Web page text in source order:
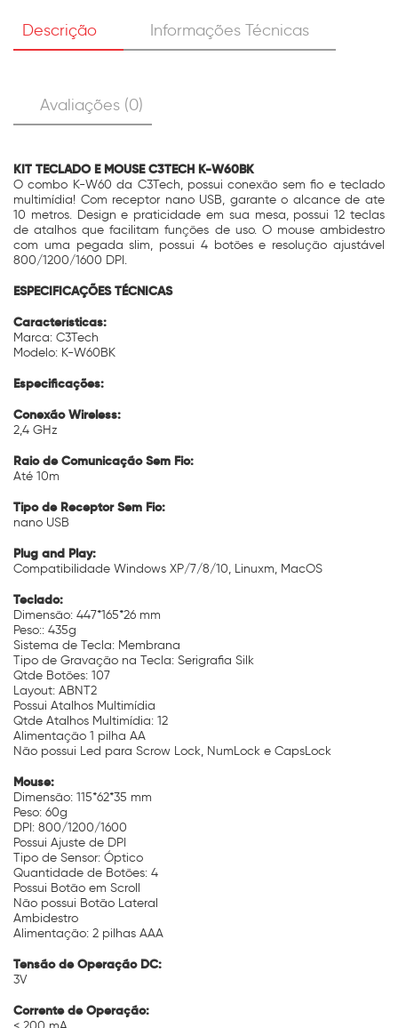
Descrição Informações Técnicas
Avaliações (0)
KIT TECLADO E MOUSE C3TECH K-W60BK
O combo K-W60 da C3Tech, possui conexão sem fio e teclado
multimídia! Com receptor nano USB, garante o alcance de ate
10 metros. Design e praticidade em sua mesa, possui 12 teclas
de atalhos que facilitam funções de uso. O mouse ambidestro
com uma pegada slim, possui 4 botões e resolução ajustável
800/1200/1600 DPI.
ESPECIFICAÇÕES TÉCNICAS
Características:
Marca: C3Tech
Modelo: K-W60BK
Especificações:
Conexão Wireless:
2,4 GHz
Raio de Comunicação Sem Fio:
Até 10m
Tipo de Receptor Sem Fio:
nano USB
Plug and Play:
Compatibilidade Windows XP/7/8/10, Linuxm, MacOS
Teclado:
Dimensão: 447*165*26 mm
Peso:: 435g
Sistema de Tecla: Membrana
Tipo de Gravação na Tecla: Serigrafia Silk
Qtde Botões: 107
Layout: ABNT2
Possui Atalhos Multimídia
Qtde Atalhos Multimídia: 12
Alimentação 1 pilha AA
Não possui Led para Scrow Lock, NumLock e CapsLock
Mouse:
Dimensão: 115*62*35 mm
Peso: 60g
DPI: 800/1200/1600
Possui Ajuste de DPI
Tipo de Sensor: Óptico
Quantidade de Botões: 4
Possui Botão em Scroll
Não possui Botão Lateral
Ambidestro
Alimentação: 2 pilhas AAA
Tensão de Operação DC:
3V
Corrente de Operação: